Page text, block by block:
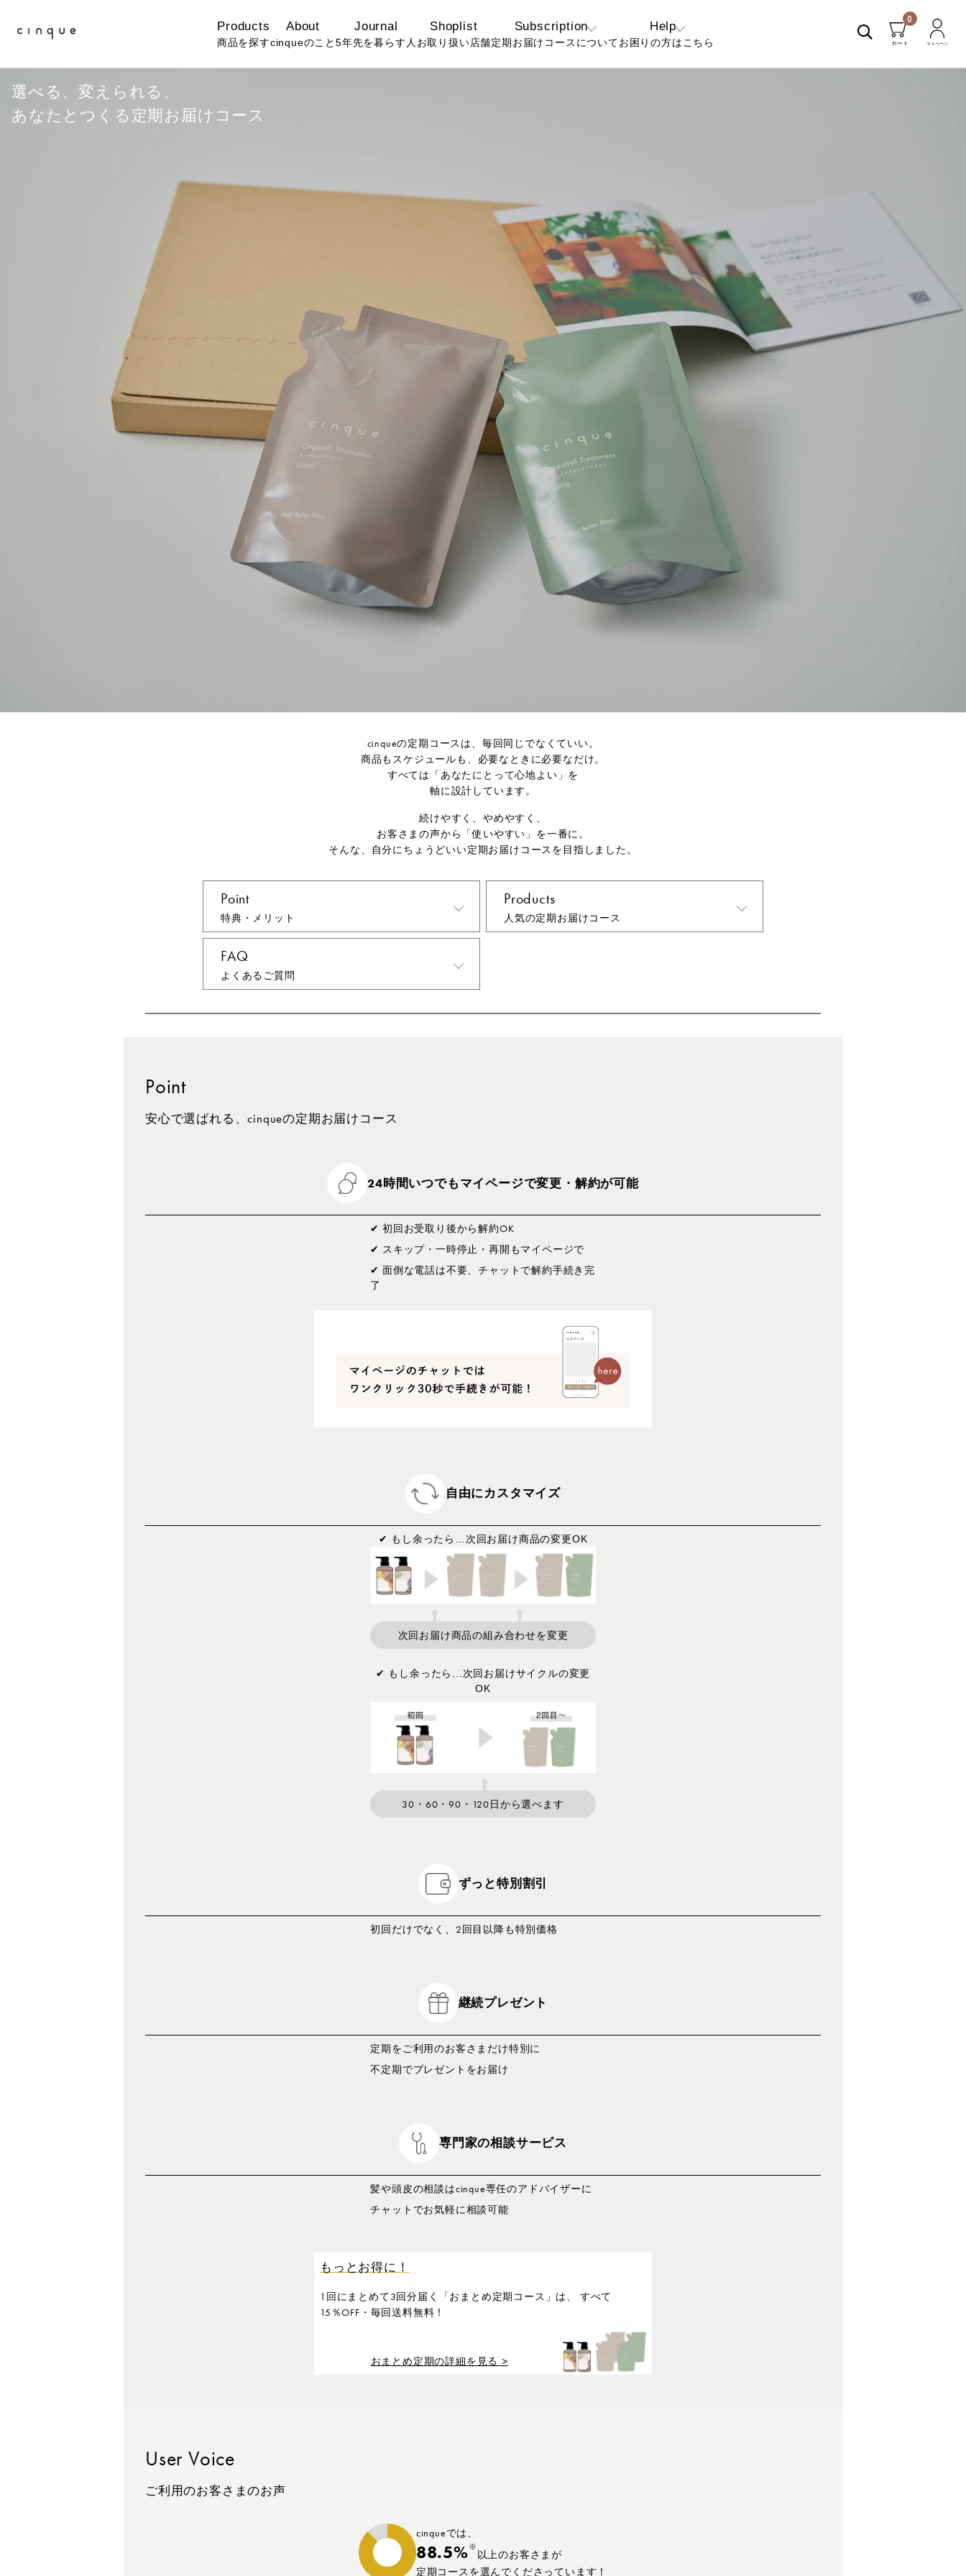
Products
商品を探す
About
cinqueのこと
Journal
5年先を暮らす人
Shoplist
お取り扱い店舗
Subscription
定期お届けコースについて
Help
お困りの方はこちら
0
選べる、変えられる、
あなたとつくる定期お届けコース
cinqueの定期コースは、毎回同じでなくていい。
商品もスケジュールも、必要なときに必要なだけ。
すべては「あなたにとって心地よい」を
軸に設計しています。
続けやすく、やめやすく、
お客さまの声から「使いやすい」を一番に。
そんな、自分にちょうどいい定期お届けコースを目指しました。
Point
特典・メリット
Products
人気の定期お届けコース
FAQ
よくあるご質問
Point
安心で選ばれる、cinqueの定期お届けコース
24時間いつでもマイページで変更・解約が可能
✔ 初回お受取り後から解約OK
✔ スキップ・一時停止・再開もマイページで
✔ 面倒な電話は不要、チャットで解約手続き完
了
自由にカスタマイズ
✔ もし余ったら…次回お届け商品の変更OK
次回お届け商品の組み合わせを変更
✔ もし余ったら...次回お届けサイクルの変更
OK
30・60・90・120日から選べます
ずっと特別割引
初回だけでなく、2回目以降も特別価格
継続プレゼント
定期をご利用のお客さまだけ特別に
不定期でプレゼントをお届け
専門家の相談サービス
髪や頭皮の相談はcinque専任のアドバイザーに
チャットでお気軽に相談可能
もっとお得に！
1回にまとめて3回分届く「おまとめ定期コース」は、 すべて
15％OFF・毎回送料無料！
おまとめ定期の詳細を見る >
User Voice
ご利用のお客さまのお声
cinqueでは、
88.5%※
以上のお客さまが
定期コースを選んでくださっています！